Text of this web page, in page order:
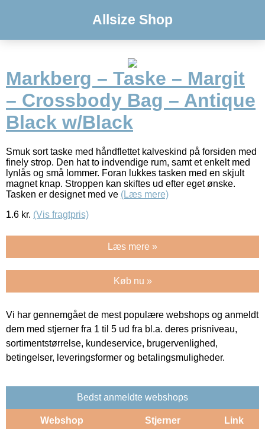
Allsize Shop
Markberg – Taske – Margit
– Crossbody Bag – Antique
Black w/Black
Smuk sort taske med håndflettet kalveskind på forsiden med
finely strop. Den hat to indvendige rum, samt et enkelt med
lynlås og små lommer. Foran lukkes tasken med en skjult
magnet knap. Stroppen kan skiftes ud efter eget ønske.
Tasken er designet med ve (Læs mere)
1.6 kr. (Vis fragtpris)
Læs mere »
Køb nu »
Vi har gennemgået de mest populære webshops og anmeldt
dem med stjerner fra 1 til 5 ud fra bl.a. deres prisniveau,
sortimentstørrelse, kundeservice, brugervenlighed,
betingelser, leveringsformer og betalingsmuligheder.
Bedst anmeldte webshops
Webshop Stjerner Link